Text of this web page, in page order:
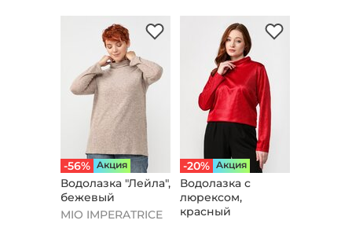
-56% Aкция
Водолазка "Лейла",
бежевый
MIO IMPERATRICE
-20% Aкция
Водолазка с
люрексом,
красный